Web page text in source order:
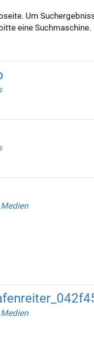
Um
eine Suchmaschine.